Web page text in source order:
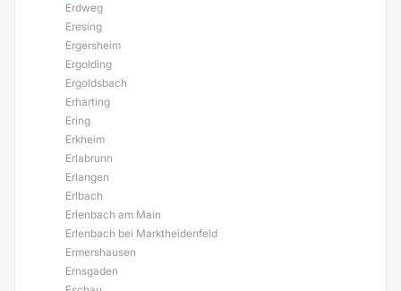
Erdweg
Eresing
Ergersheim
Ergolding
Ergoldsbach
Erharting
Ering
Erkheim
Erlabrunn
Erlangen
Erlbach
Erlenbach am Main
Erlenbach bei Marktheidenfeld
Ermershausen
Ernsgaden